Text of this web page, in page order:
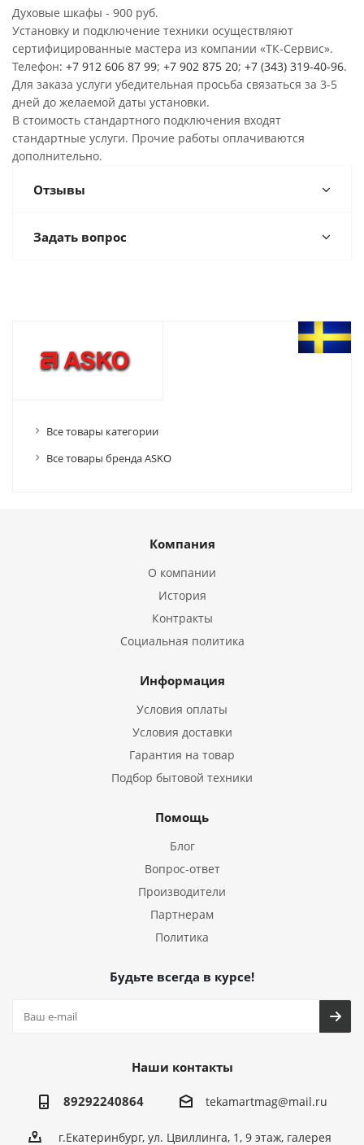
Духовые шкафы - 900 руб.
Установку и подключение техники осуществляют
сертифицированные мастера из компании «ТК-Сервис».
Телефон: +7 912 606 87 99; +7 902 875 20; +7 (343) 319-40-96.
Для заказа услуги убедительная просьба связаться за 3-5
дней до желаемой даты установки.
В стоимость стандартного подключения входят
стандартные услуги. Прочие работы оплачиваются
дополнительно.
Отзывы
Задать вопрос
Все товары категории
Все товары бренда ASKO
Компания
О компании
История
Контракты
Социальная политика
Информация
Условия оплаты
Условия доставки
Гарантия на товар
Подбор бытовой техники
Помощь
Блог
Вопрос-ответ
Производители
Партнерам
Политика
Будьте всегда в курсе!
Наши контакты
89292240864 tekamartmag@mail.ru
г.Екатеринбург, ул. Цвиллинга, 1, 9 этаж, галерея